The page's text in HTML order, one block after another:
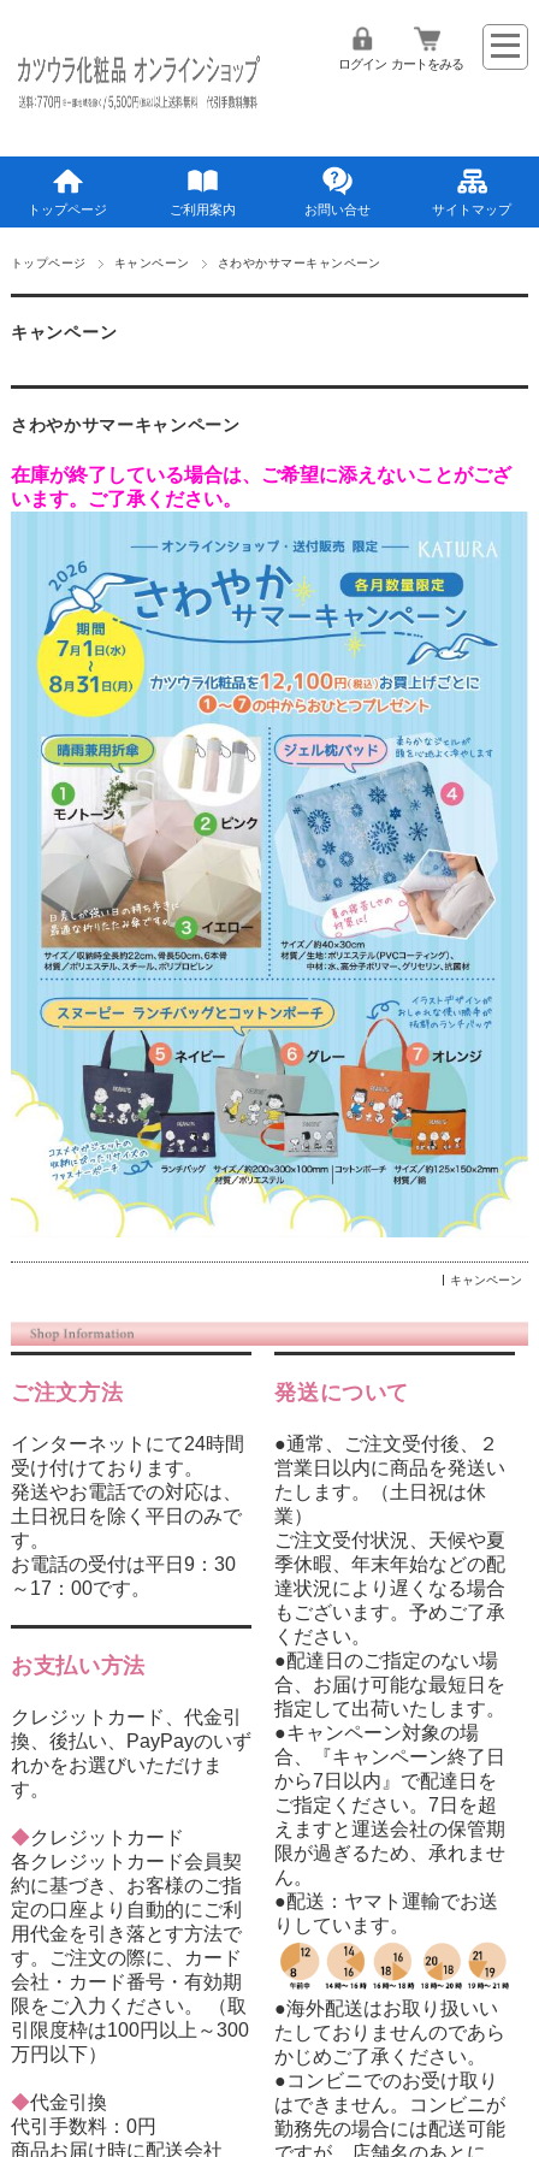
ログイン カートをみる
トップページ ご利用案内 お問い合せ サイトマップ
トップページ キャンペーン さわやかサマーキャンペーン
キャンペーン
さわやかサマーキャンペーン
在庫が終了している場合は、ご希望に添えないことがござ
います。ご了承ください。
キャンペーン
ご注文方法
インターネットにて24時間
受け付けております。
発送やお電話での対応は、
土日祝日を除く平日のみで
す。
お電話の受付は平日9：30
～17：00です。
お支払い方法
クレジットカード、代金引
換、後払い、PayPayのいず
れかをお選びいただけま
す。
◆クレジットカード
各クレジットカード会員契
約に基づき、お客様のご指
定の口座より自動的にご利
用代金を引き落とす方法で
す。ご注文の際に、カード
会社・カード番号・有効期
限をご入力ください。 （取
引限度枠は100円以上～300
万円以下）
◆代金引換
代引手数料：0円
商品お届け時に配送会社
発送について
●通常、ご注文受付後、２
営業日以内に商品を発送い
たします。（土日祝は休
業）
ご注文受付状況、天候や夏
季休暇、年末年始などの配
達状況により遅くなる場合
もございます。予めご了承
ください。
●配達日のご指定のない場
合、お届け可能な最短日を
指定して出荷いたします。
●キャンペーン対象の場
合、『キャンペーン終了日
から7日以内』で配達日を
ご指定ください。7日を超
えますと運送会社の保管期
限が過ぎるため、承れませ
ん。
●配送：ヤマト運輸でお送
りしています。
●海外配送はお取り扱いい
たしておりませんのであら
かじめご了承ください。
●コンビニでのお受け取り
はできません。コンビニが
勤務先の場合には配送可能
ですが、店舗名のあとに